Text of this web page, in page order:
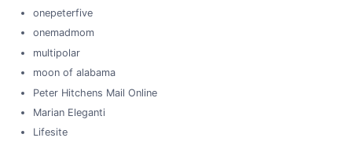
onepeterfive
onemadmom
multipolar
moon of alabama
Peter Hitchens Mail Online
Marian Eleganti
Lifesite